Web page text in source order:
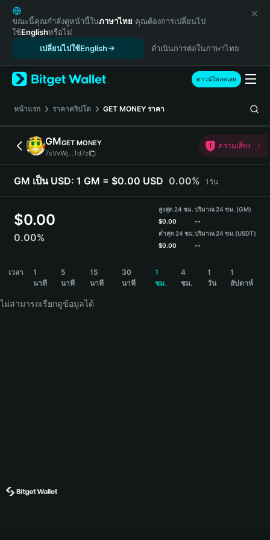
English
日本語
Tiếng Việt
Español (Latinoamérica)
Türkçe
Français
Deutsch
简体中文
繁體中文
Português (Portugal)
Bahasa Indonesia
ภาษาไทย
Español
Español (Argentina)
ขณะนี้คุณกำลังดูหน้านี้ในภาษาไทย คุณต้องการเปลี่ยนไป
ใช้Englishหรือไม่
เปลี่ยนไปใช้English
ดำเนินการต่อในภาษาไทย
ดาวน์โหลดเลย
หน้าแรก ราคาคริปโต GET MONEY ราคา
GMGET MONEY
7sVvWj...Td7z
ความเสี่ยง
GM เป็น USD: 1 GM = $0.00 USD 0.00% 1วัน
$0.00
0.00%
สูงสุด 24 ชม.
$0.00
ต่ำสุด 24 ชม.
$0.00
ปริมาณ 24 ชม. (GM)
--
ปริมาณ 24 ชม.(USDT)
--
เวลา
1
นาที
5
นาที
15
นาที
30
นาที
1
ชม.
4
ชม.
1
วัน
1
สัปดาห์
ไม่สามารถเรียกดูข้อมูลได้